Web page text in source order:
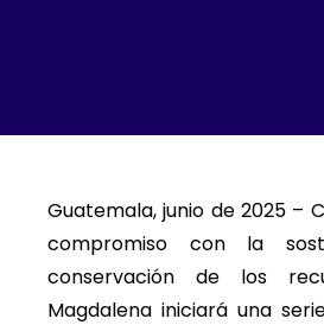
Guatemala, junio de 2025 –
compromiso con la
conservación de los
Magdalena iniciará una